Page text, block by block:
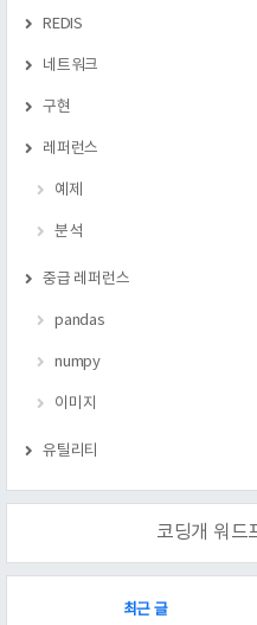
REDIS
네트워크
구현
레퍼런스
예제
분석
중급 레퍼런스
pandas
numpy
이미지
유틸리티
코딩개 워드
최근 글